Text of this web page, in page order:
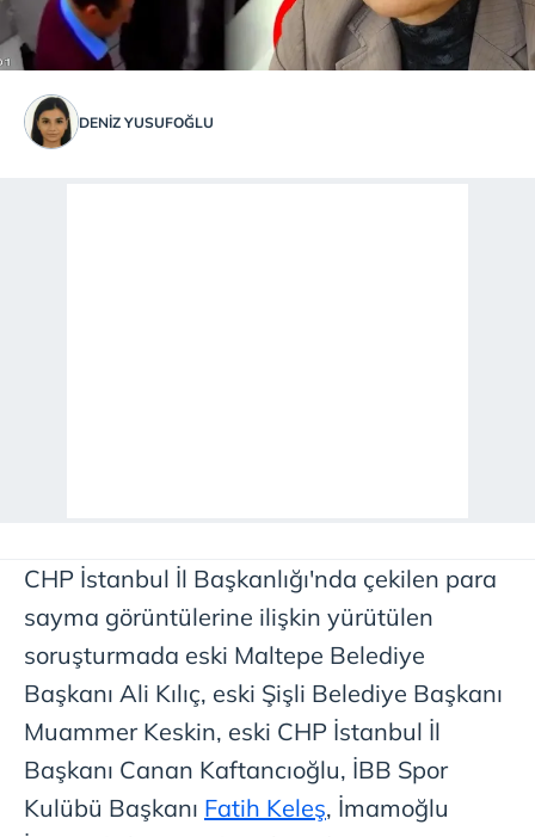
DENIZ YUSUFOĞLU
CHP İstanbul İl Başkanlığı'nda çekilen para
sayma görüntülerine ilişkin yürütülen
soruşturmada eski Maltepe Belediye
Başkanı Ali Kılıç, eski Şişli Belediye Başkanı
Muammer Keskin, eski CHP İstanbul İl
Başkanı Canan Kaftancıoğlu, İBB Spor
Kulübü Başkanı Fatih Keleş, İmamoğlu